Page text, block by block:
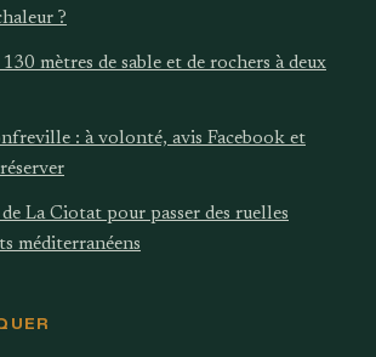
?
mètres de sable et de rochers à deux
: à volonté, avis Facebook et
La Ciotat pour passer des ruelles
méditerranéens